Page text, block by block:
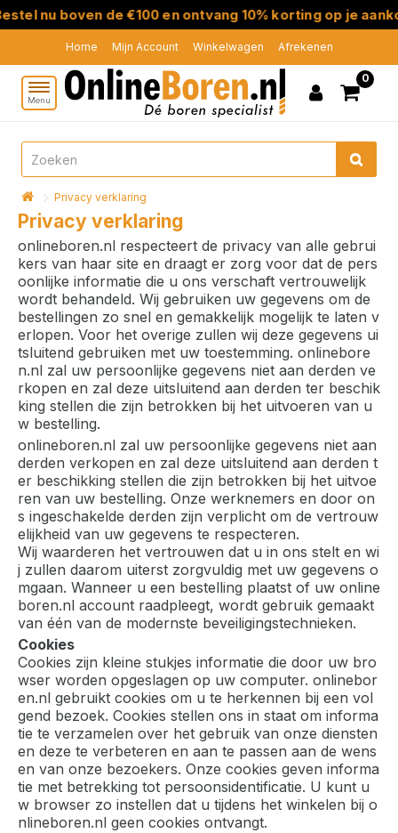
nu boven de €100 en ontvang 10% korting op je
Home Mijn Account Winkelwagen Afrekenen
Menu
0
Privacy verklaring
Privacy verklaring
onlineboren.nl respecteert de privacy van alle gebrui
kers van haar site en draagt er zorg voor dat de pers
oonlijke informatie die u ons verschaft vertrouwelijk
wordt behandeld. Wij gebruiken uw gegevens om de
bestellingen zo snel en gemakkelijk mogelijk te laten v
erlopen. Voor het overige zullen wij deze gegevens ui
tsluitend gebruiken met uw toestemming. onlinebore
n.nl zal uw persoonlijke gegevens niet aan derden ve
rkopen en zal deze uitsluitend aan derden ter beschik
king stellen die zijn betrokken bij het uitvoeren van u
w bestelling.
onlineboren.nl zal uw persoonlijke gegevens niet aan
derden verkopen en zal deze uitsluitend aan derden t
er beschikking stellen die zijn betrokken bij het uitvoe
ren van uw bestelling. Onze werknemers en door on
s ingeschakelde derden zijn verplicht om de vertrouw
elijkheid van uw gegevens te respecteren.
Wij waarderen het vertrouwen dat u in ons stelt en wi
j zullen daarom uiterst zorgvuldig met uw gegevens o
mgaan. Wanneer u een bestelling plaatst of uw online
boren.nl account raadpleegt, wordt gebruik gemaakt
van één van de modernste beveiligingstechnieken.
Cookies
Cookies zijn kleine stukjes informatie die door uw bro
wser worden opgeslagen op uw computer. onlinebor
en.nl gebruikt cookies om u te herkennen bij een vol
gend bezoek. Cookies stellen ons in staat om informa
tie te verzamelen over het gebruik van onze diensten
en deze te verbeteren en aan te passen aan de wens
en van onze bezoekers. Onze cookies geven informa
tie met betrekking tot persoonsidentificatie. U kunt u
w browser zo instellen dat u tijdens het winkelen bij o
nlineboren.nl geen cookies ontvangt.